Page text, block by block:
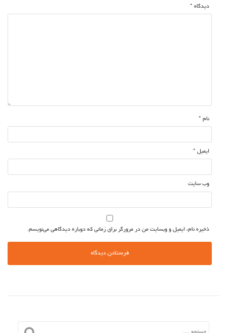
دیدگاه *
نام *
ایمیل *
وب‌ سایت
ذخیره نام، ایمیل و وبسایت من در مرورگر برای زمانی که دوباره دیدگاهی می‌نویسم.